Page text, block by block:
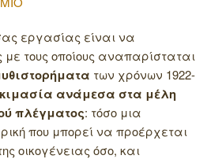
εργασίας είναι να
με τους οποίους αναπαρίσταται
των χρόνων 1922-
ανάμεσα στα μέλη
πλέγματος: τόσο μια
που μπορεί να προέρχεται
οικογένειας όσο, και